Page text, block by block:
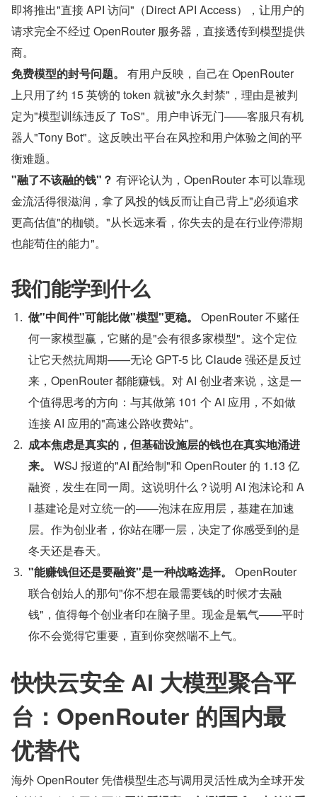
即将推出"直接 API 访问"（Direct API Access），让用户的
请求完全不经过 OpenRouter 服务器，直接透传到模型提供
商。
免费模型的封号问题。
有用户反映，自己在 OpenRouter
上只用了约 15 英镑的 token 就被"永久封禁"，理由是被判
定为"模型训练违反了 ToS"。用户申诉无门——客服只有机
器人"Tony Bot"。这反映出平台在风控和用户体验之间的平
衡难题。
"融了不该融的钱"？ 有评论认为，OpenRouter 本可以靠现
金流活得很滋润，拿了风投的钱反而让自己背上"必须追求
更高估值"的枷锁。"从长远来看，你失去的是在行业停滞期
也能苟住的能力"。
我们能学到什么
做"中间件"可能比做"模型"更稳。
OpenRouter 不赌任
何一家模型赢，它赌的是"会有很多家模型"。这个定位
让它天然抗周期——无论 GPT-5 比 Claude 强还是反过
来，OpenRouter 都能赚钱。对 AI 创业者来说，这是一
个值得思考的方向：与其做第 101 个 AI 应用，不如做
连接 AI 应用的"高速公路收费站"。
成本焦虑是真实的，但基础设施层的钱也在真实地涌进
来。
WSJ 报道的"AI 配给制"和 OpenRouter 的 1.13 亿
融资，发生在同一周。这说明什么？说明 AI 泡沫论和 A
I 基建论是对立统一的——泡沫在应用层，基建在加速
层。作为创业者，你站在哪一层，决定了你感受到的是
冬天还是春天。
"能赚钱但还是要融资"是一种战略选择。
OpenRouter
联合创始人的那句"你不想在最需要钱的时候才去融
钱"，值得每个创业者印在脑子里。现金是氧气——平时
你不会觉得它重要，直到你突然喘不上气。
快快云安全 AI 大模型聚合平
台：OpenRouter 的国内最
优替代
海外 OpenRouter 凭借模型生态与调用灵活性成为全球开发